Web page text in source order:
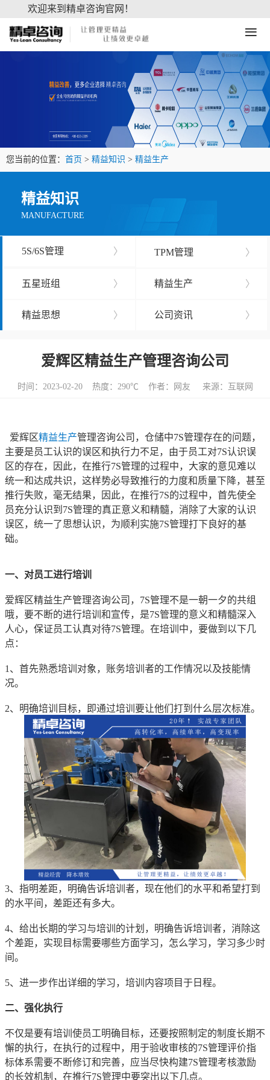
欢迎来到精卓咨询官网！
≡
您当前的位置： 首页 > 精益知识 > 精益生产
精益知识
MANUFACTURE
5S/6S管理 〉 TPM管理 〉
五星班组 〉 精益生产 〉
精益思想 〉 公司资讯 〉
爱辉区精益生产管理咨询公司
时间：2023-02-20 热度： 290℃ 作者：网友 来源：互联网
爱辉区精益生产管理咨询公司，仓储中7S管理存在的问题，
主要是员工认识的误区和执行力不足，由于员工对7S认识误
区的存在，因此，在推行7S管理的过程中，大家的意见难以
统一和达成共识，这样势必导致推行的力度和质量下降，甚至
推行失败，毫无结果，因此，在推行7S的过程中，首先使全
员充分认识到7S管理的真正意义和精髓，消除了大家的认识
误区，统一了思想认识，为顺利实施7S管理打下良好的基
础。
一、对员工进行培训
爱辉区精益生产管理咨询公司，7S管理不是一朝一夕的共组
哦，要不断的进行培训和宣传，是7S管理的意义和精髓深入
人心，保证员工认真对待7S管理。在培训中，要做到以下几
点：
1、首先熟悉培训对象，账务培训者的工作情况以及技能情
况。
2、明确培训目标，即通过培训要让他们打到什么层次标准。
3、指明差距，明确告诉培训者，现在他们的水平和希望打到
的水平间，差距还有多大。
4、给出长期的学习与培训的计划，明确告诉培训者，消除这
个差距，实现目标需要哪些方面学习，怎么学习，学习多少时
间。
5、进一步作出详细的学习，培训内容项目于日程。
二、强化执行
不仅是要有培训使员工明确目标，还要按照制定的制度长期不
懈的执行，在执行的过程中，用于验收审核的7S管理评价指
标体系需要不断修订和完善，应当尽快构建7S管理考核激励
的长效机制，在推行7S管理中要突出以下几点。